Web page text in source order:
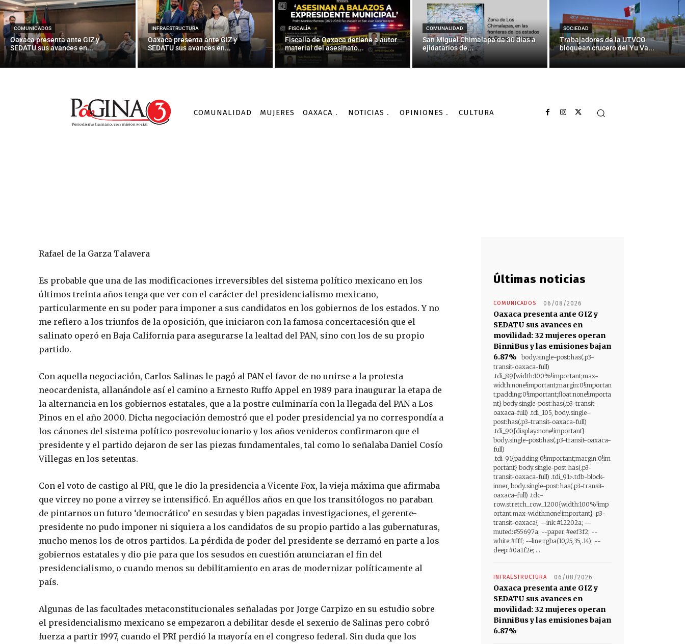
COMUNICADOS
Oaxaca presenta ante GIZ y
SEDATU sus avances en...
INFRAESTRUCTURA
Oaxaca presenta ante GIZ y
SEDATU sus avances en...
FISCALÍA
Fiscalía de Oaxaca detiene a autor
material del asesinato...
COMUNALIDAD
San Miguel Chimalapa da 30 días a
ejidatarios de...
SOCIEDAD
Trabajadores de la UTVCO
bloquean crucero del Yu Va...
COMUNALIDAD MUJERES OAXACA NOTICIAS OPINIONES CULTURA
presidencialismo mexicano
Por RAFAEL DE LA GARZA TALAVERA - 10/01/2016
Rafael de la Garza Talavera
Es probable que una de las modificaciones irreversibles del sistema político mexicano en los
últimos treinta años tenga que ver con el carácter del presidencialismo mexicano,
particularmente en su poder para imponer a sus candidatos en los gobiernos de los estados. Y no
me refiero a los triunfos de la oposición, que iniciaron con la famosa concertacesión que el
salinato operó en Baja California para asegurarse la lealtad del PAN, sino con los de su propio
partido.
Con aquella negociación, Carlos Salinas le pagó al PAN el favor de no unirse a la protesta
neocardenista, allanándole así el camino a Ernesto Ruffo Appel en 1989 para inaugurar la etapa de
la alternancia en los gobiernos estatales, que a la postre culminaría con la llegada del PAN a Los
Pinos en el año 2000. Dicha negociación demostró que el poder presidencial ya no correspondía a
los cánones del sistema político posrevolucionario y los años venideros confirmaron que el
presidente y el partido dejaron de ser las piezas fundamentales, tal como lo señalaba Daniel Cosío
Villegas en los setentas.
Con el voto de castigo al PRI, que le dio la presidencia a Vicente Fox, la vieja máxima que afirmaba
que virrey no pone a virrey se intensificó. En aquéllos años en que los transitólogos no paraban
de pintarnos un futuro ‘democrático’ en sesudas y bien pagadas investigaciones, el gerente-
presidente no pudo imponer ni siquiera a los candidatos de su propio partido a las gubernaturas,
mucho menos los de otros partidos. La pérdida de poder del presidente se derramó en parte a los
gobiernos estatales y dio pie para que los sesudos en cuestión anunciaran el fin del
presidencialismo, o cuando menos su debilitamiento en aras de modernizar políticamente al
país.
Algunas de las facultades metaconstitucionales señaladas por Jorge Carpizo en su estudio sobre
el presidencialismo mexicano se empezaron a debilitar desde el sexenio de Salinas pero cobró
fuerza a partir 1997, cuando el PRI perdió la mayoría en el congreso federal. Sin duda que los
Últimas noticias
COMUNICADOS 06/08/2026
Oaxaca presenta ante GIZ y
SEDATU sus avances en
movilidad: 32 mujeres operan
BinniBus y las emisiones bajan
6.87%
body.single-post:has(.p3-
transit-oaxaca-full)
.tdi_89{width:100%!important;max-
width:none!important;margin:0!importan
t;padding:0!important;float:none!importa
nt} body.single-post:has(.p3-transit-
oaxaca-full) .tdi_105, body.single-
post:has(.p3-transit-oaxaca-full)
.tdi_90{display:none!important}
body.single-post:has(.p3-transit-oaxaca-
full)
.tdi_91{padding:0!important;margin:0!im
portant} body.single-post:has(.p3-
transit-oaxaca-full) .tdi_91>.tdb-block-
inner, body.single-post:has(.p3-transit-
oaxaca-full) .tdc-
row.stretch_row_1200{width:100%!imp
ortant;max-width:none!important} .p3-
transit-oaxaca{ --ink:#12202a; --
muted:#55697a; --paper:#eef3f2; --
white:#fff; --line:rgba(10,25,35,.14); --
deep:#0a1f2e; ...
INFRAESTRUCTURA 06/08/2026
Oaxaca presenta ante GIZ y
SEDATU sus avances en
movilidad: 32 mujeres operan
BinniBus y las emisiones bajan
6.87%